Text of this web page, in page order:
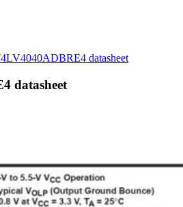
datasheet
datasheet